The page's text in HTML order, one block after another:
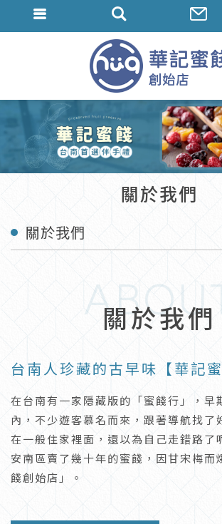
關於我們
關於我們
關於我們
台南人珍藏的古早味【華記
在台南有一家隱藏版的「蜜餞行」，早
內，不少遊客慕名而來，跟著導航找了
在一般住家裡面，還以為自己走錯路了
安南區賣了幾十年的蜜餞，因甘宋梅而
餞創始店」。